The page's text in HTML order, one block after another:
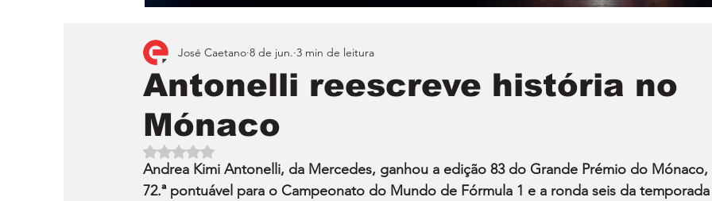
Antonelli reescreve história no
Mónaco
José Caetano 8 de jun. 3 min de leitura
Avaliado com NaN de 5 estrelas.
Andrea Kimi Antonelli, da Mercedes, ganhou a edição 83 do Grande Prémio do
72.ª pontuável para o Campeonato do Mundo de Fórmula 1 e a ronda seis da